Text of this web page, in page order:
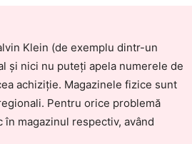
Klein (de exemplu dintr-un
nici nu puteți apela numerele de
achiziție. Magazinele fizice sunt
Pentru orice problemă
magazinul respectiv, având